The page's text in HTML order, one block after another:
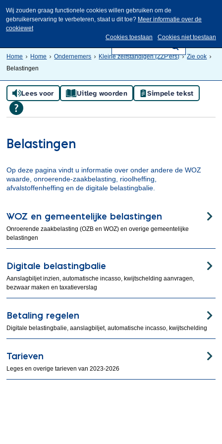
Wij zouden graag functionele cookies willen gebruiken om de
gebruikerservaring te verbeteren, staat u dit toe? Meer informatie over de
cookiewet
Cookies toestaan
Cookies niet toestaan
Home Home Ondernemers Kleine zelfstandigen (ZZP'ers)
Zie ook
Belastingen
Lees voor Uitleg woorden Simpele tekst
Belastingen
Op deze pagina vindt u informatie over onder andere de WOZ
waarde, onroerende-zaakbelasting, rioolheffing,
afvalstoffenheffing en de digitale belastingbalie.
WOZ en gemeentelijke belastingen
Onroerende zaakbelasting (OZB en WOZ) en overige gemeentelijke
belastingen
Digitale belastingbalie
Aanslagbiljet inzien, automatische incasso, kwijtschelding aanvragen,
bezwaar maken en taxatieverslag
Betaling regelen
Digitale belastingbalie, aanslagbiljet, automatische incasso, kwijtschelding
Tarieven
Leges en overige tarieven van 2023-2026